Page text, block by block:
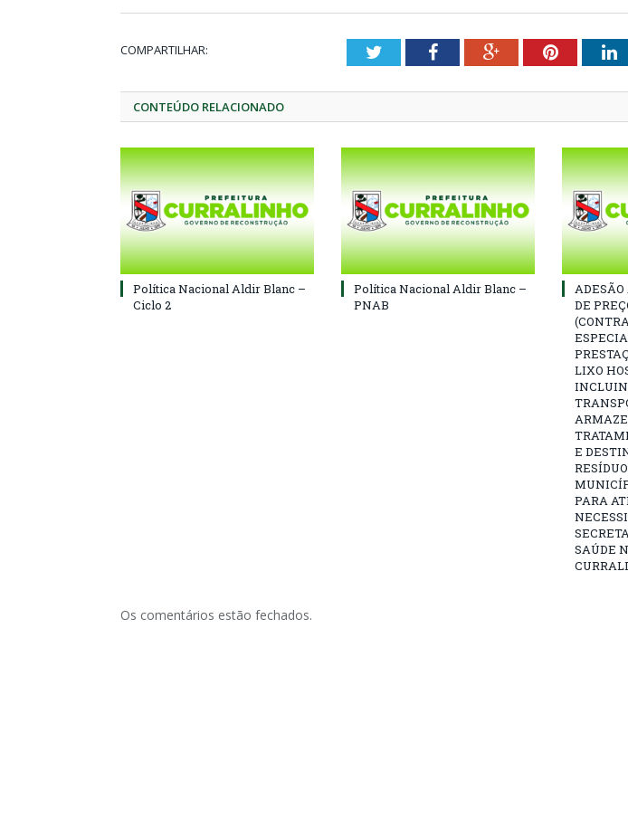
COMPARTILHAR: TwitterFacebookGoogle+Pinterest
CONTEÚDO RELACIONADO
Política Nacional Aldir Blanc –
Ciclo 2
Política Nacional Aldir Blanc –
PNAB
ADESÃO
DE
LIXO
E
PARA
SAÚDE
Os comentários estão fechados.